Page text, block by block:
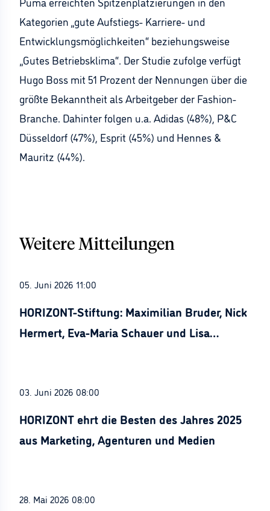
Kategorien „gute Aufstiegs- Karriere- und
Entwicklungsmöglichkeiten“ beziehungsweise
„Gutes Betriebsklima“. Der Studie zufolge verfügt
Hugo Boss mit 51 Prozent der Nennungen über die
größte Bekanntheit als Arbeitgeber der Fashion-
Branche. Dahinter folgen u.a. Adidas (48%), P&C
Düsseldorf (47%), Esprit (45%) und Hennes &
Mauritz (44%).
Weitere Mitteilungen
05. Juni 2026 11:00
HORIZONT-Stiftung: Maximilian Bruder, Nick
Hermert, Eva-Maria Schauer und Lisa
03. Juni 2026 08:00
HORIZONT ehrt die Besten des Jahres 2025
aus Marketing, Agenturen und Medien
28. Mai 2026 08:00